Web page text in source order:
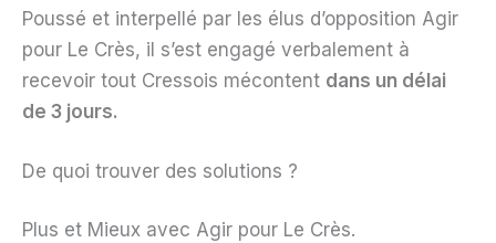
Poussé et interpellé par les élus d’opposition Agir
pour Le Crès, il s’est engagé verbalement à
recevoir tout Cressois mécontent dans un délai
de 3 jours.
De quoi trouver des solutions ?
Plus et Mieux avec Agir pour Le Crès.